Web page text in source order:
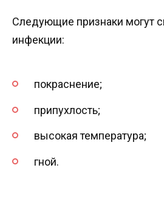
Следующие признаки могут
инфекции:
покраснение;
припухлость;
высокая температура;
гной.